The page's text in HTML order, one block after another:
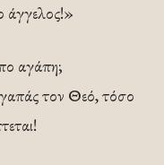
άγγελος!»
αγάπη;
τον Θεό, τόσο